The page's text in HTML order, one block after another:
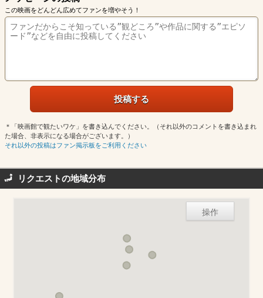
この映画をどんどん広めてファンを増やそう！
＊「映画館で観たいワケ」を書き込んでください。（それ以外のコメントを書き込まれ
た場合、非表示になる場合がございます。）
それ以外の投稿はファン掲示板をご利用ください
リクエストの地域分布
操作